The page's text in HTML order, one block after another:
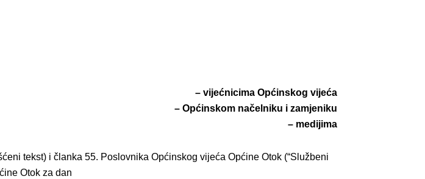
– vijećnicima Općinskog vijeća
– Općinskom načelniku i zamjeniku
– medijima
tekst) i članka 55. Poslovnika Općinskog vijeća Općine Otok (“Službeni
Otok za dan